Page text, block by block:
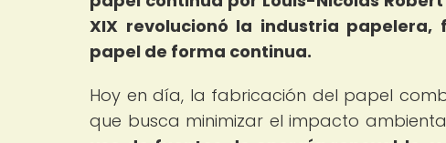
XIX revolucionó la industria
papel de forma continua.
Hoy en día, la fabricación del papel
que busca minimizar el impacto